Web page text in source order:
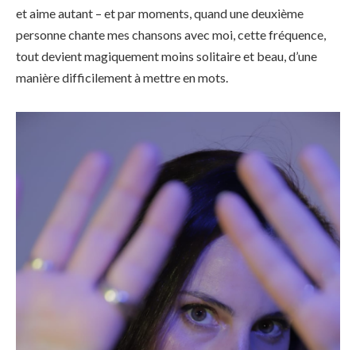
et aime autant – et par moments, quand une deuxième
personne chante mes chansons avec moi, cette fréquence,
tout devient magiquement moins solitaire et beau, d’une
manière difficilement à mettre en mots.